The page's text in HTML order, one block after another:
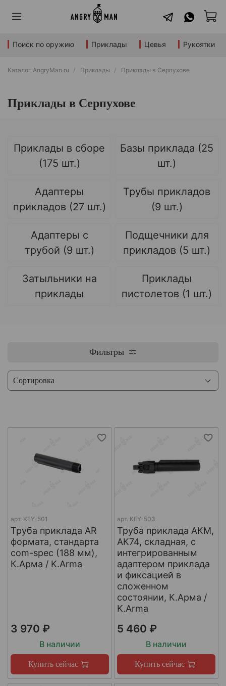
Поиск по оружию Приклады Цевья Рукоятки
Каталог AngryMan.ru Приклады Приклады в Серпухове
Приклады в Серпухове
Приклады в сборе
(175 шт.)
Базы приклада (25
шт.)
Адаптеры
прикладов (27 шт.)
Трубы прикладов
(9 шт.)
Адаптеры с
трубой (9 шт.)
Подщечники для
прикладов (5 шт.)
Затыльники на
приклады
Приклады
пистолетов (1 шт.)
Фильтры
арт. KEY-501
Труба приклада AR
формата, стандарта
com-spec (188 мм),
К.Арма / K.Arma
3 970 ₽
В наличии
Купить сейчас
арт. KEY-503
Труба приклада АКМ,
АК74, складная, с
интегрированным
адаптером приклада
и фиксацией в
сложенном
состоянии, К.Арма /
K.Arma
5 460 ₽
В наличии
Купить сейчас